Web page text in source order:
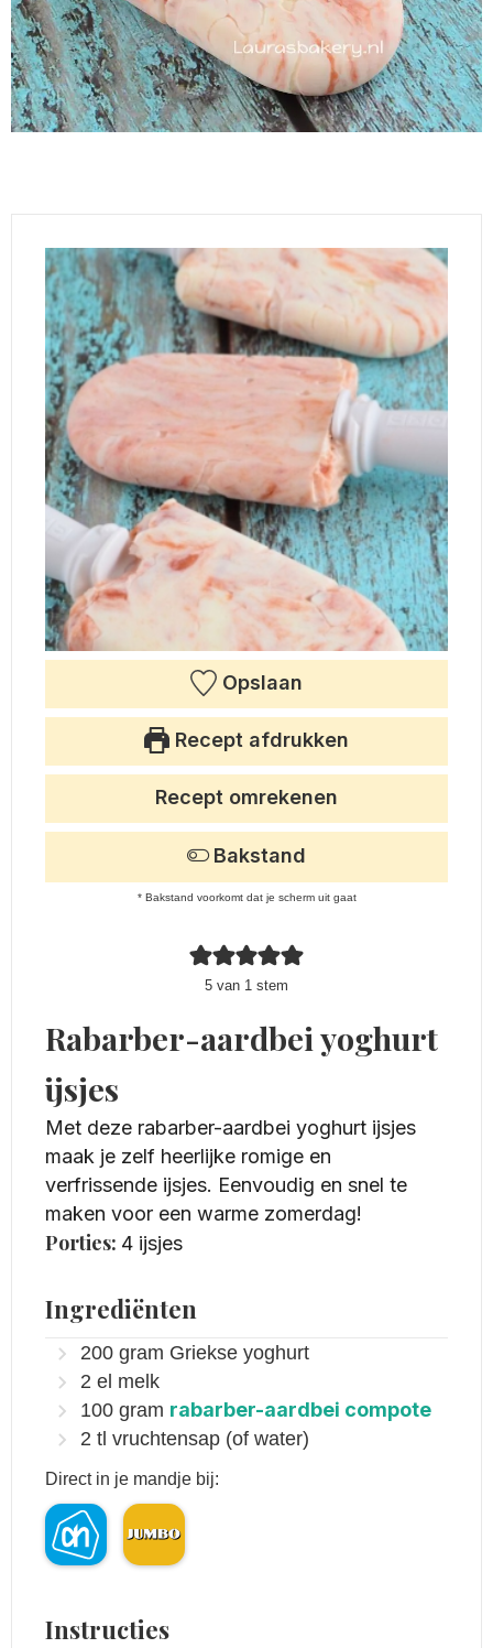
Opslaan
Recept afdrukken
5 van 1 stem
Recept omrekenen
Bakstand
* Bakstand voorkomt dat je scherm uit gaat
Rabarber-aardbei yoghurt
ijsjes
Met deze rabarber-aardbei yoghurt ijsjes
maak je zelf heerlijke romige en
verfrissende ijsjes. Eenvoudig en snel te
maken voor een warme zomerdag!
Porties: 4 ijsjes
Ingrediënten
200 gram Griekse yoghurt
2 el melk
100 gram rabarber-aardbei compote
2 tl vruchtensap (of water)
Direct in je mandje bij:
Instructies